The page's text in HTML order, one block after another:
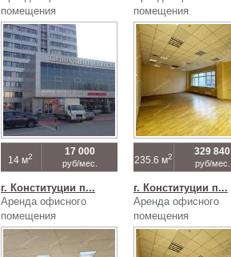
помещения
14 м2 17 000
руб/мес.
помещения
235.6 м2 329 840
руб/мес.
г. Конституции п...
Аренда офисного
помещения
г. Конституции п...
Аренда офисного
помещения